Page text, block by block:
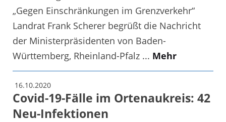
„Gegen Einschränkungen im Grenzverkehr“
Landrat Frank Scherer begrüßt die Nachricht
der Ministerpräsidenten von Baden-
Württemberg, Rheinland-Pfalz ... Mehr
16.10.2020
Covid-19-Fälle im Ortenaukreis: 42
Neu-Infektionen